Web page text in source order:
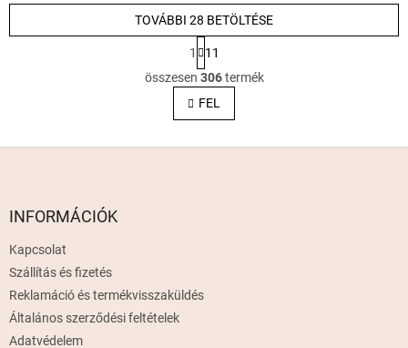
L
i
s
t
s
TOVÁBBI 28 BETÖLTÉSE
a
p
o
z
á
1
11
összesen 306termék
FEL
INFORMÁCIÓK
Kapcsolat
Szállítás és fizetés
Reklamáció és termékvisszaküldés
Általános szerződési feltételek
Adatvédelem